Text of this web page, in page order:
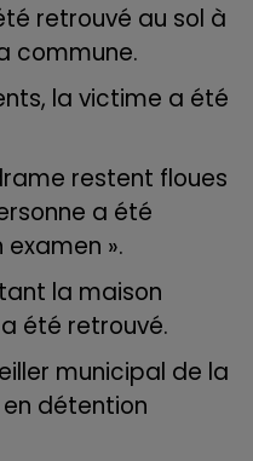
retrouvé au sol à
commune.
la victime a été
restent floues
a été
».
la maison
été retrouvé.
municipal de la
détention